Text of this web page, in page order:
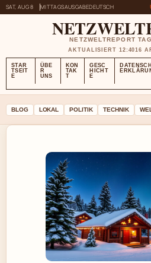
SAT, AUG 8 MITTAGSAUSGABEDEUTSCH
NETZWELTREPORT
AKTUALISIERT 12:4016
STAR
TSEIT
E
ÜBE
R
UNS
KON
TAK
T
GESC
HICHT
E
BLOG LOKAL POLITIK TECHNIK